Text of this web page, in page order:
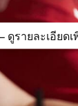
ดูรายละเอียดเ